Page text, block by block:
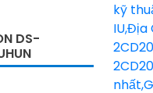
DS-